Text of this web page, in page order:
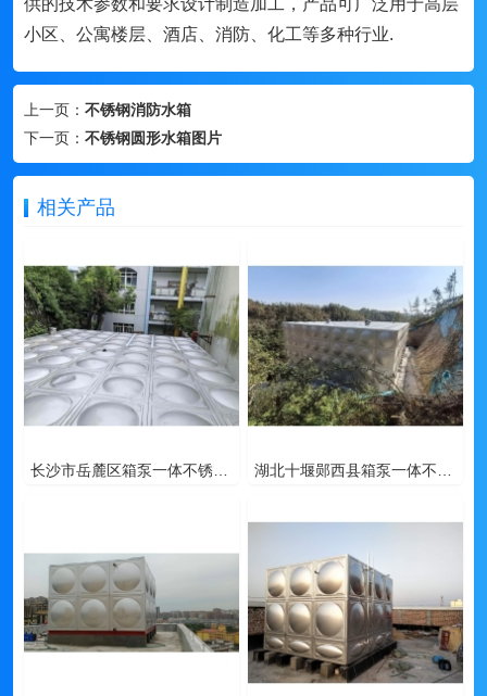
供的技术参数和要求设计制造加工，产品可广泛用于高层
小区、公寓楼层、酒店、消防、化工等多种行业.
上一页： 不锈钢消防水箱
下一页： 不锈钢圆形水箱图片
相关产品